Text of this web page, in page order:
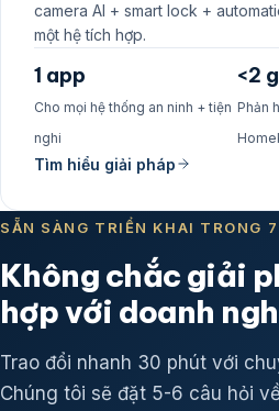
camera AI + smart lock +
một hệ tích hợp.
1 app
Cho mọi hệ thống an ninh + tiện
nghi
<2
Phản
Tìm hiểu giải pháp
SẴN SÀNG TRIỂN KHAI TRONG
Không chắc giải
hợp với doanh
Trao đổi nhanh 30 phút với
Chúng tôi sẽ đặt 5-6 câu hỏi